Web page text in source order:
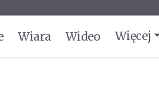
Wiara Wideo Więcej